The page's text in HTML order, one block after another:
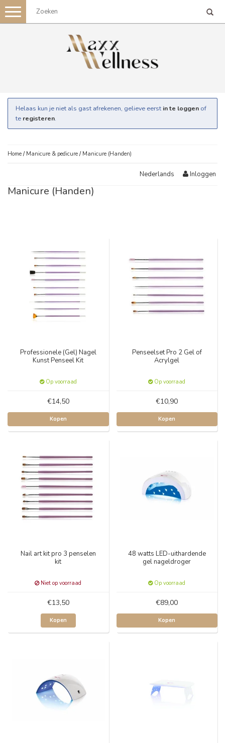
Toggle
navigation
Helaas kun je niet als gast afrekenen, gelieve eerst in te loggen of
te registeren.
Home / Manicure & pedicure / Manicure (Handen)
Nederlands Inloggen
Manicure (Handen)
Professionele (Gel) Nagel
Kunst Penseel Kit
Op voorraad
€14,50
Kopen
Penseelset Pro 2 Gel of
Acrylgel
Op voorraad
€10,90
Kopen
Nail art kit pro 3 penselen
kit
Niet op voorraad
€13,50
Kopen
48 watts LED-uithardende
gel nageldroger
Op voorraad
€89,00
Kopen